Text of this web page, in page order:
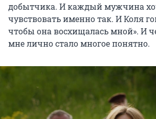
добытчика. И каждый мужчина
чувствовать именно так. И Коля
чтобы она восхищалась мной». И
мне лично стало многое понятно.